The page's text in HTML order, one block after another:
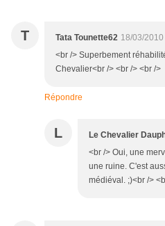
T Tata Tounette62 18/03/
<br /> Superbement
Chevalier<br /> <br /> <br />
Répondre
L Le Chevalier
<br /> Oui, une
une ruine. C'est
médiéval. ;)<br />